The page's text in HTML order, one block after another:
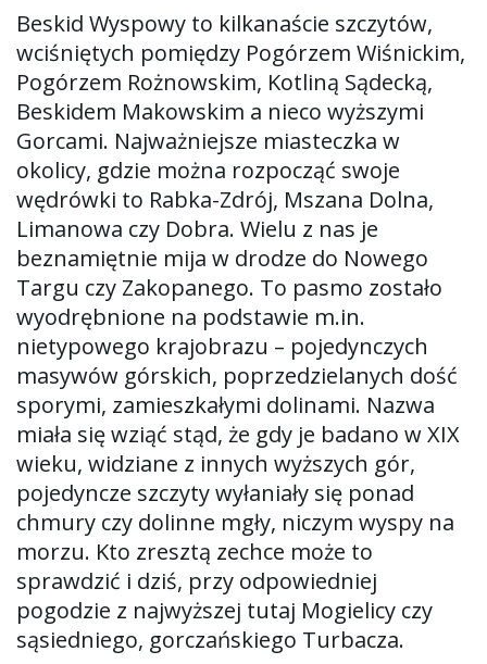
Beskid Wyspowy to kilkanaście szczytów,
wciśniętych pomiędzy Pogórzem Wiśnickim,
Pogórzem Rożnowskim, Kotliną Sądecką,
Beskidem Makowskim a nieco wyższymi
Gorcami. Najważniejsze miasteczka w
okolicy, gdzie można rozpocząć swoje
wędrówki to Rabka-Zdrój, Mszana Dolna,
Limanowa czy Dobra. Wielu z nas je
beznamiętnie mija w drodze do Nowego
Targu czy Zakopanego. To pasmo zostało
wyodrębnione na podstawie m.in.
nietypowego krajobrazu – pojedynczych
masywów górskich, poprzedzielanych dość
sporymi, zamieszkałymi dolinami. Nazwa
miała się wziąć stąd, że gdy je badano w XIX
wieku, widziane z innych wyższych gór,
pojedyncze szczyty wyłaniały się ponad
chmury czy dolinne mgły, niczym wyspy na
morzu. Kto zresztą zechce może to
sprawdzić i dziś, przy odpowiedniej
pogodzie z najwyższej tutaj Mogielicy czy
sąsiedniego, gorczańskiego Turbacza.